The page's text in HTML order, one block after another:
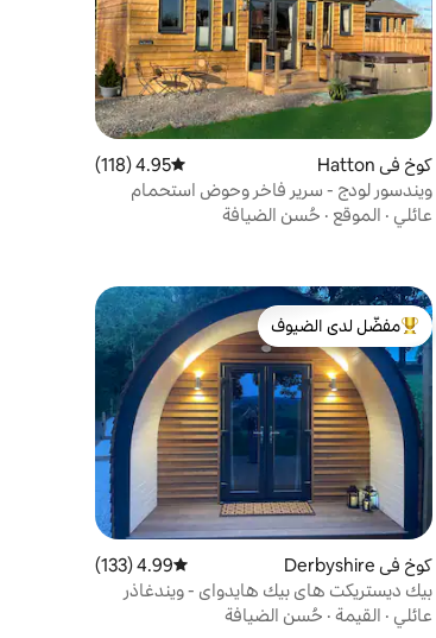
كوخ في Hatton متوسط التقييم 4.95 من 5، 118 مراجعات
4.95 (118)
ويندسور لودج - سرير فاخر وحوض استحمام
ساخن خاص
عائلي · الموقع · حُسن الضيافة
من أبرز البيوت المفضّلة لدى الضيوف
مفضّل لدى الضيوف
كوخ في Derbyshire متوسط التقييم 4.99 من 5، 133 مراجعات
4.99 (133)
بيك ديستريكت هاي بيك هايدواي - ويندغاذر
عائلي · القيمة · حُسن الضيافة